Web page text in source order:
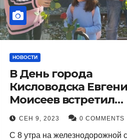
НОВОСТИ
В День города
Кисловодска
Моисеев встретил
прибывший поезд с
туристами.
СЕН 9, 2023 0 COMMENTS
С 8 утра на железнодорожной